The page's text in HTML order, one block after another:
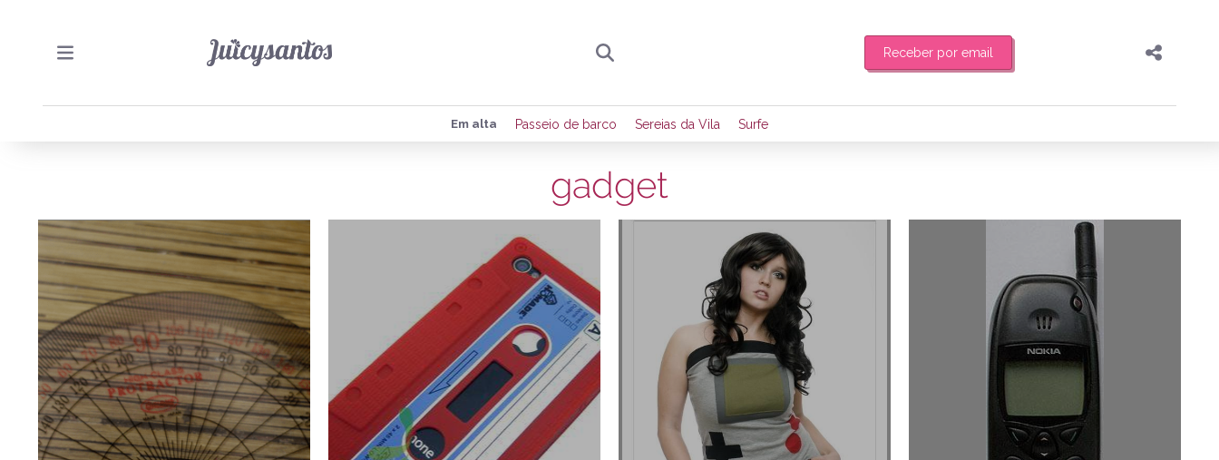
Receber por email
Preencha seus dados para receber toda sexta-feira de manhã o resumo
de eventos e notícias da região.
Quero receber novidades
Compartilhar
Publicar no Facebook
Publicar no X
Em alta Passeio de barco Sereias da Vila Surfe
gadget
17/07/2012